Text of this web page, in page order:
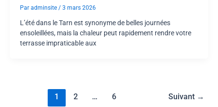
Par adminsite / 3 mars 2026
L’été dans le Tarn est synonyme de belles journées
ensoleillées, mais la chaleur peut rapidement rendre votre
terrasse impraticable aux
1 2 … 6 Suivant →